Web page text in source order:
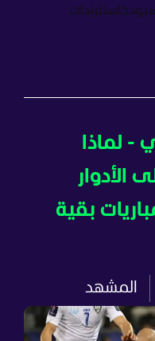
بودكاستترندات
- لماذا
الأدوار
بقية
المشهد